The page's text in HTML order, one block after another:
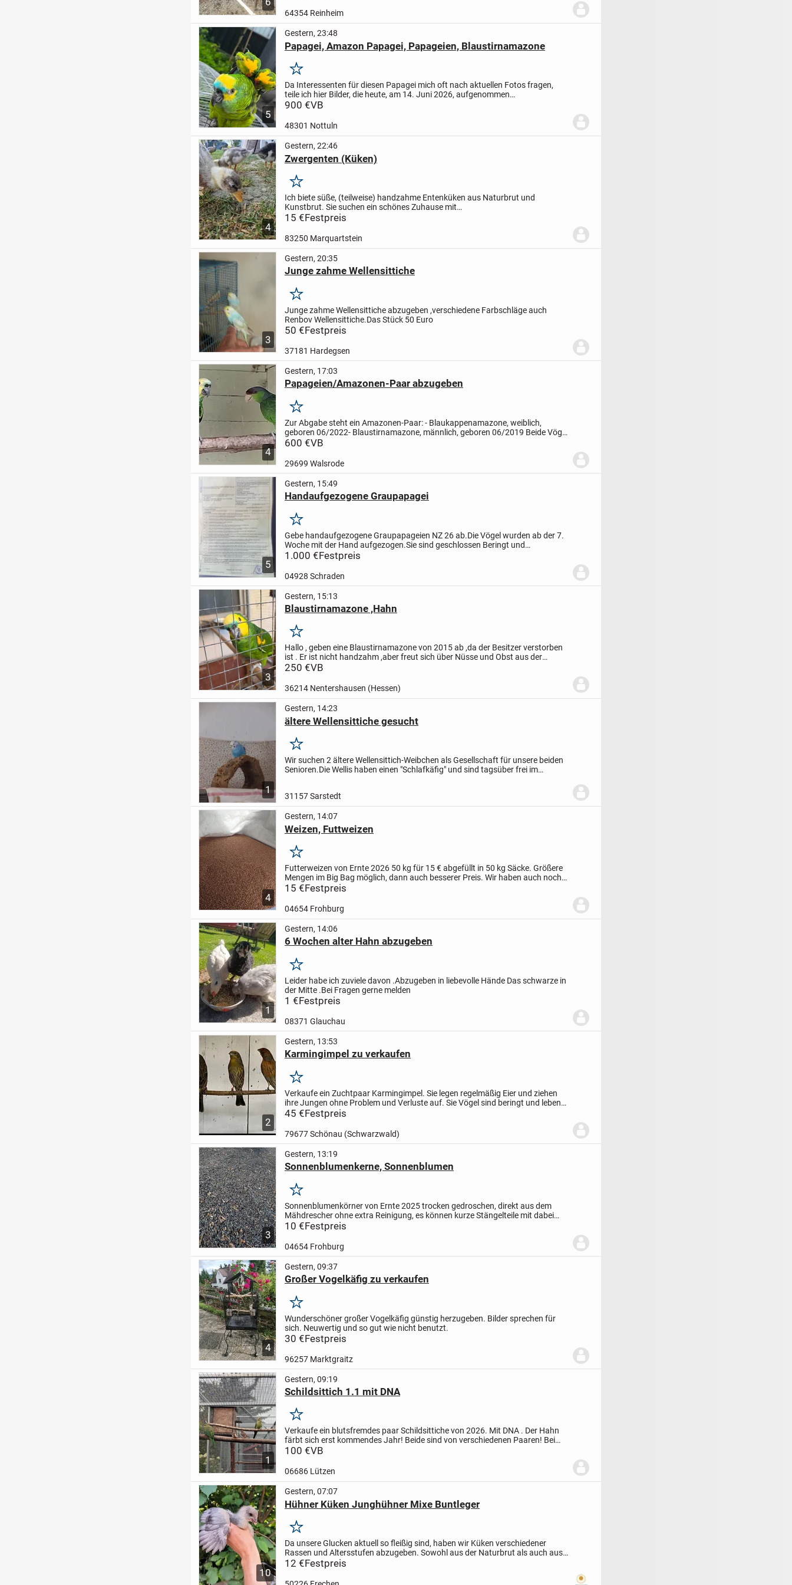
64354 Reinheim
5
Gestern, 23:48
Papagei, Amazon Papagei, Papageien, Blaustirnamazone
Merken
Da Interessenten für diesen Papagei mich oft nach aktuellen Fotos fragen,
teile ich hier Bilder, die heute, am 14. Juni 2026, aufgenommen
wurden.AKTUELLE PREISE GEÄNDERT JETZT 700€
900 €VB
48301 Nottuln
4
Gestern, 22:46
Zwergenten (Küken)
Merken
Ich biete süße, (teilweise) handzahme Entenküken aus Naturbrut und
Kunstbrut. Sie suchen ein schönes Zuhause mit
Badegelegenheiten.
wildfarbig,...
15 €Festpreis
83250 Marquartstein
3
Gestern, 20:35
Junge zahme Wellensittiche
Merken
Junge zahme Wellensittiche abzugeben ,verschiedene Farbschläge auch
Renbov Wellensittiche.Das Stück 50 Euro
50 €Festpreis
37181 Hardegsen
4
Gestern, 17:03
Papageien/Amazonen-Paar abzugeben
Merken
Zur Abgabe steht ein Amazonen-Paar:- Blaukappenamazone, weiblich,
geboren 06/2022- Blaustirnamazone, männlich, geboren 06/2019 Beide Vögel
sind DNA-bestimmt, geschlossen beringt und werden...
600 €VB
29699 Walsrode
5
Gestern, 15:49
Handaufgezogene Graupapagei
Merken
Gebe handaufgezogene Graupapageien NZ 26 ab.Die Vögel wurden ab der 7.
Woche mit der Hand aufgezogen.Sie sind geschlossen Beringt und
Fehlerfrei.DNA und CITES sind vorhanden.
1.000 €Festpreis
04928 Schraden
3
Gestern, 15:13
Blaustirnamazone ,Hahn
Merken
Hallo , geben eine Blaustirnamazone von 2015 ab ,da der Besitzer verstorben
ist . Er ist nicht handzahm ,aber freut sich über Nüsse und Obst aus der
Hand.Lebt derzeit in einer Außenvoliere...
250 €VB
36214 Nentershausen (Hessen)
1
Gestern, 14:23
ältere Wellensittiche gesucht
Merken
Wir suchen 2 ältere Wellensittich-Weibchen als Gesellschaft für unsere beiden
Senioren.Die Wellis haben einen "Schlafkäfig" und sind tagsüber frei im
31157 Sarstedt
4
Gestern, 14:07
Weizen, Futtweizen
Merken
Futterweizen von Ernte 2026 50 kg für 15 € abgefüllt in 50 kg Säcke. Größere
Mengen im Big Bag möglich, dann auch besserer Preis. Wir haben auch noch
Gerste, Hafer, Erbsen und Sonnenblumen als...
15 €Festpreis
04654 Frohburg
1
Gestern, 14:06
6 Wochen alter Hahn abzugeben
Merken
Leider habe ich zuviele davon .Abzugeben in liebevolle Hände Das schwarze in
der Mitte .Bei Fragen gerne melden
1 €Festpreis
08371 Glauchau
2
Gestern, 13:53
Karmingimpel zu verkaufen
Merken
Verkaufe ein Zuchtpaar Karmingimpel. Sie legen regelmäßig Eier und ziehen
ihre Jungen ohne Problem und Verluste auf. Sie Vögel sind beringt und leben
ganzjährig in einer Außenvoliere. Sie sind top fit...
45 €Festpreis
79677 Schönau (Schwarzwald)
3
Gestern, 13:19
Sonnenblumenkerne, Sonnenblumen
Merken
Sonnenblumenkörner von Ernte 2025 trocken gedroschen, direkt aus dem
Mähdrescher ohne extra Reinigung, es können kurze Stängelteile mit dabei
sein, siehe Bild 1Als Vogelfutter, zum Oel pressen oder...
10 €Festpreis
04654 Frohburg
4
Gestern, 09:37
Großer Vogelkäfig zu verkaufen
Merken
Wunderschöner großer Vogelkäfig günstig herzugeben. Bilder sprechen für
sich. Neuwertig und so gut wie nicht benutzt.
30 €Festpreis
96257 Marktgraitz
1
Gestern, 09:19
Schildsittich 1.1 mit DNA
Merken
Verkaufe ein blutsfremdes paar Schildsittiche von 2026. Mit DNA . Der Hahn
färbt sich erst kommendes Jahr! Beide sind von verschiedenen Paaren! Bei
Interesse bitte melden
100 €VB
06686 Lützen
10
Gestern, 07:07
Hühner Küken Junghühner Mixe Buntleger
Merken
Da unsere Glucken aktuell so fleißig sind, haben wir Küken verschiedener
Rassen und Altersstufen abzugeben. Sowohl aus der Naturbrut als auch aus
dem Brüter oder Mischformen um angebrütete Eier nicht...
12 €Festpreis